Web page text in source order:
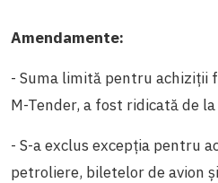
Amendamente:
- Suma limită pentru achiziții
M-Tender, a fost ridicată de
- S-a exclus excepția pentru
petroliere, biletelor de avion